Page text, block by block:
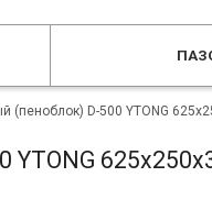
(пеноблок) D-500 YTONG